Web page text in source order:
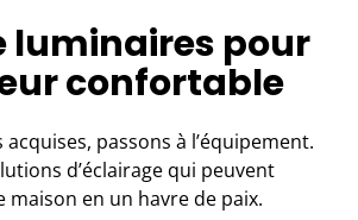
luminaires pour
confortable
acquises, passons à l’équipement.
d’éclairage qui peuvent
en un havre de paix.